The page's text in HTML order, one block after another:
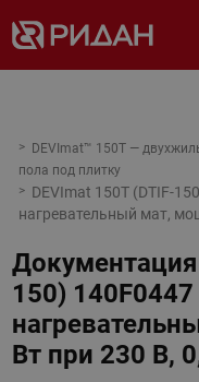
DEVImat™ 150T —
пола под плитку
DEVImat 150T (DTIF-
нагревательный мат,
Документация
150)
Вт при 230 В,